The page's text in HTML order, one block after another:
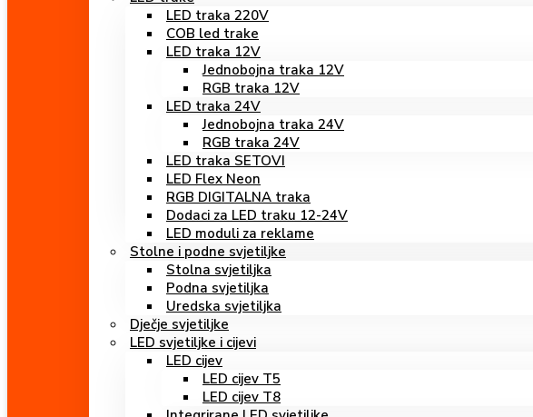
LED traka 220V
COB led trake
LED traka 12V
Jednobojna traka 12V
RGB traka 12V
LED traka 24V
Jednobojna traka 24V
RGB traka 24V
LED traka SETOVI
LED Flex Neon
RGB DIGITALNA traka
Dodaci za LED traku 12-24V
LED moduli za reklame
Stolne i podne svjetiljke
Stolna svjetiljka
Podna svjetiljka
Uredska svjetiljka
Dječje svjetiljke
LED svjetiljke i cijevi
LED cijev
LED cijev T5
LED cijev T8